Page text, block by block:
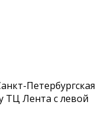
Петербургская
ТЦ Лента с левой